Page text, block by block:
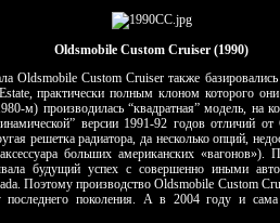
Oldsmobile Custom Cruiser (1990)
Oldsmobile Custom Cruiser также
практически полным клоном которого
м) производилась “квадратная” модель, на
версии 1991-92 годов отличий
решетка радиатора, да несколько опций,
больших американских
будущий успех с совершенно иными
Поэтому производство Oldsmobile Custom
поколения. А в 2004 году и сама